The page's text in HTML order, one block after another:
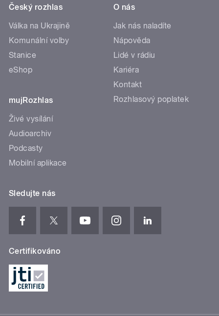
Český rozhlas
Válka na Ukrajině
Komunální volby
Stanice
eShop
mujRozhlas
Živé vysílání
Audioarchiv
Podcasty
Mobilní aplikace
O nás
Jak nás naladíte
Nápověda
Lidé v rádiu
Kariéra
Kontakt
Rozhlasový poplatek
Sledujte nás
Certifikováno